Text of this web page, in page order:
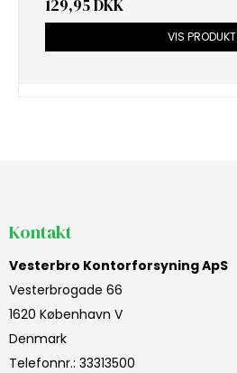
129,95 DKK
VIS PRODUKT
Kontakt
Vesterbro Kontorforsyning ApS
Vesterbrogade 66
1620 København V
Denmark
Telefonnr.: 33313500